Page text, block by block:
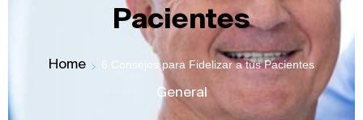
Pacientes
Home 6 Consejos para Fidelizar a tus Pacientes
General